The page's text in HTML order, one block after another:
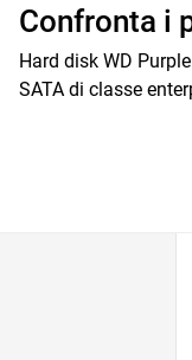
Confronta i
Hard disk WD
SATA di classe